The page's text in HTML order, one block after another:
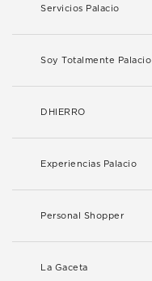
Servicios Palacio
Soy Totalmente Palacio
DHIERRO
Experiencias Palacio
Personal Shopper
La Gaceta